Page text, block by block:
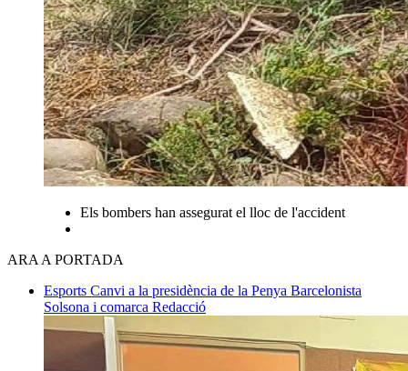
Els bombers han assegurat el lloc de l'accident
ARA A PORTADA
Esports Canvi a la presidència de la Penya Barcelonista
Solsona i comarca Redacció